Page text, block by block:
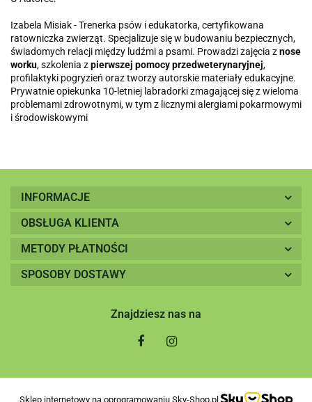
Izabela Misiak - Trenerka psów i edukatorka, certyfikowana
ratowniczka zwierząt. Specjalizuje się w budowaniu bezpiecznych,
świadomych relacji między ludźmi a psami. Prowadzi zajęcia znose
worku, szkolenia zpierwszej pomocy przedweterynaryjnej,
profilaktyki pogryzień oraz tworzy autorskie materiały edukacyjne.
Prywatnie opiekunka 10-letniej labradorki zmagającej się z wieloma
problemami zdrowotnymi, w tym z licznymi alergiami pokarmowymi
i środowiskowymi
INFORMACJE
OBSŁUGA KLIENTA
METODY PŁATNOŚCI
SPOSOBY DOSTAWY
Znajdziesz nas na
Sklep internetowy na oprogramowaniu Sky-Shop.pl